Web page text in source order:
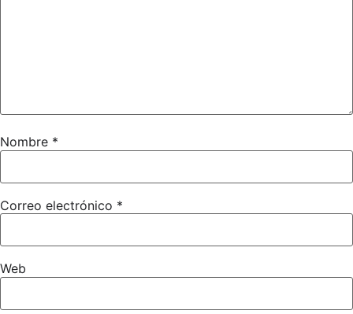
Nombre *
Correo electrónico *
Web